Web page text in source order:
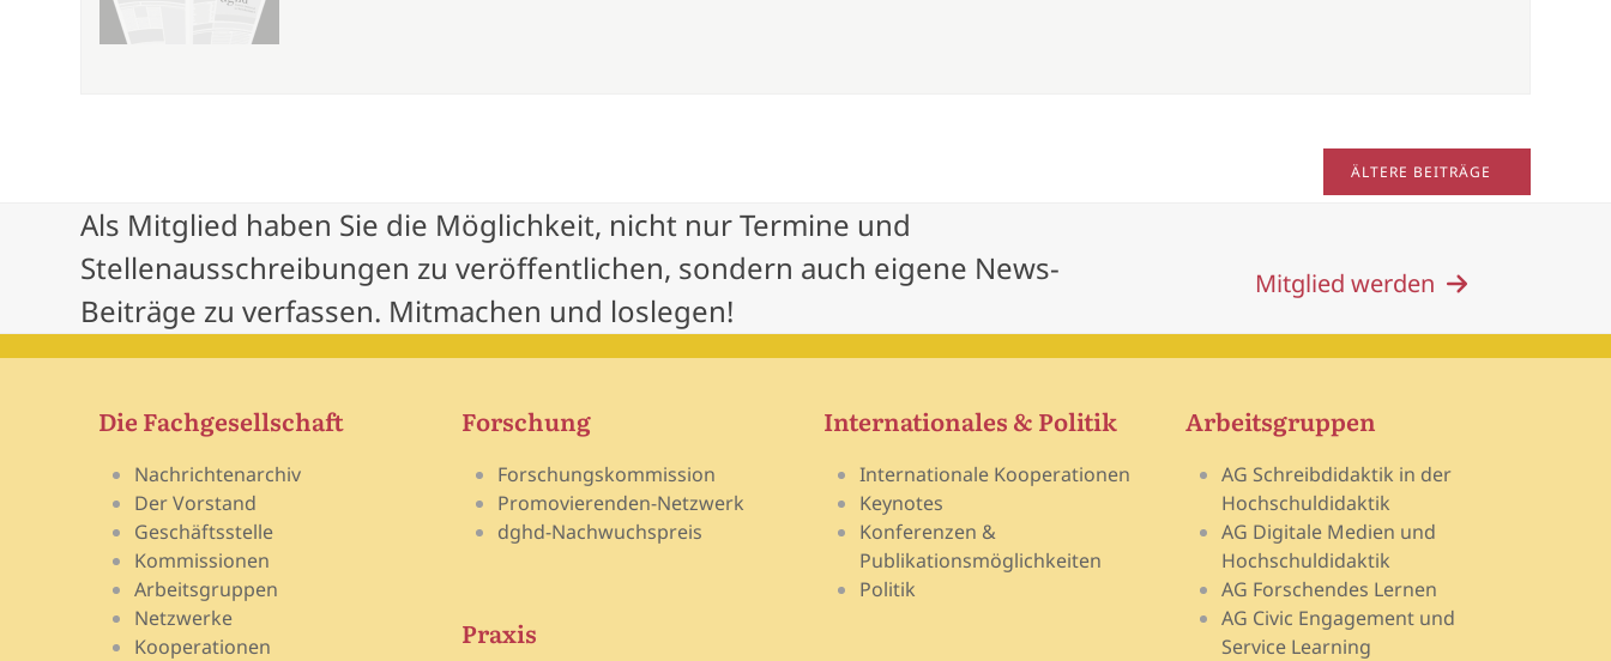
ÄLTERE BEITRÄGE
Als Mitglied haben Sie die Möglichkeit, nicht nur Termine und
Stellenausschreibungen zu veröffentlichen, sondern auch eigene News-
Beiträge zu verfassen. Mitmachen und loslegen!
Mitglied werden
Die Fachgesellschaft
Nachrichtenarchiv
Der Vorstand
Geschäftsstelle
Kommissionen
Arbeitsgruppen
Netzwerke
Kooperationen
Forschung
Forschungskommission
Promovierenden-Netzwerk
dghd-Nachwuchspreis
Praxis
Internationales & Politik
Internationale Kooperationen
Keynotes
Konferenzen &
Publikationsmöglichkeiten
Politik
Arbeitsgruppen
AG Schreibdidaktik in der
Hochschuldidaktik
AG Digitale Medien und
Hochschuldidaktik
AG Forschendes Lernen
AG Civic Engagement und
Service Learning